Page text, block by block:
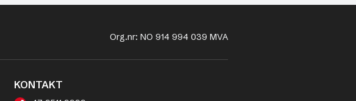
Org.nr: NO 914 994 039 MVA
KONTAKT